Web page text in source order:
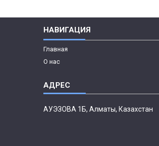
НАВИГАЦИЯ
Главная
О нас
АУЭЗОВА 1Б, Алматы, Казахстан